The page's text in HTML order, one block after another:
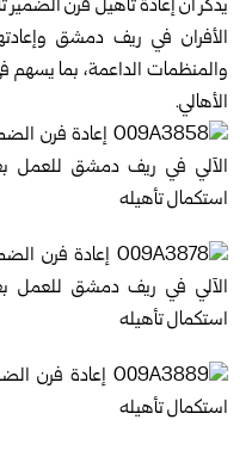
يذكر أن إعادة تأهيل فرن
الأفران في ريف دمشق
والمنظمات الداعمة، بما يسهم
الأهالي‎.‎